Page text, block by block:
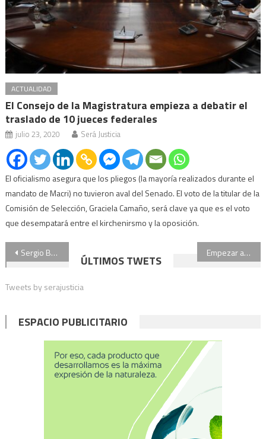
ACTUALIDAD
El Consejo de la Magistratura empieza a debatir el
traslado de 10 jueces federales
julio 23, 2020 Será Justicia
El oficialismo asegura que los pliegos (la mayoría realizados durante el
mandato de Macri) no tuvieron aval del Senado. El voto de la titular de la
Comisión de Selección, Graciela Camaño, será clave ya que es el voto
que desempatará entre el kirchenirsmo y la oposición.
Navegación
de
entradas
Sergio Britos: “La educación alimentaria comienza en los primeros meses de vida de las personas” Empezar a hablar de salud mental es empezar a curar: el editorial de Lorena Maciel
ÚLTIMOS TWETS
Tweets by serajusticia
ESPACIO PUBLICITARIO